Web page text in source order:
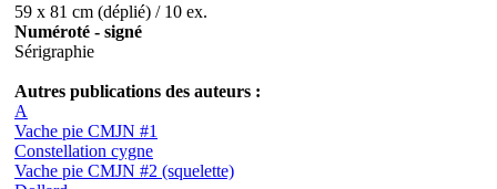
59 x 81 cm (déplié) / 10 ex.
Numéroté - signé
Sérigraphie
Autres publications des auteurs :
A
Vache pie CMJN #1
Constellation cygne
Vache pie CMJN #2 (squelette)